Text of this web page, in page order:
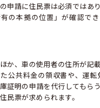
申請に住民票は必須ではあ
の本拠の位置」が確認で
か、車の使用者の住所が記
公共料金の領収書や、運転
証明の申請を代行してもら
民票が求められます。